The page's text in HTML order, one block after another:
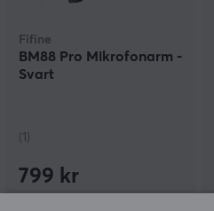
Fifine
BM88 Pro Mikrofonarm -
Svart
(1)
799 kr